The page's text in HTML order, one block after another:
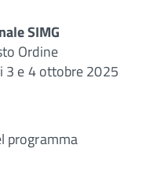
SIMG
Ordine
3 e 4 ottobre 2025
programma